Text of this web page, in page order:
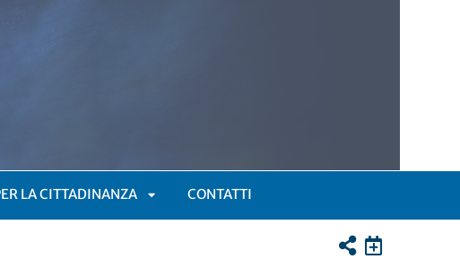
LA CITTADINANZA CONTATTI